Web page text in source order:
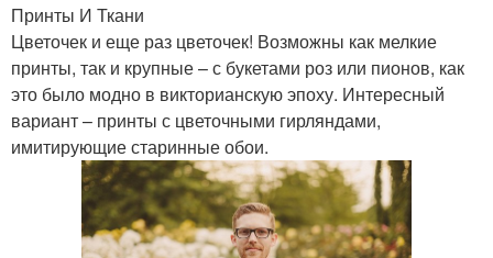
Принты И Ткани
Цветочек и еще раз цветочек! Возможны как мелкие
принты, так и крупные – с букетами роз или пионов, как
это было модно в викторианскую эпоху. Интересный
вариант – принты с цветочными гирляндами,
имитирующие старинные обои.